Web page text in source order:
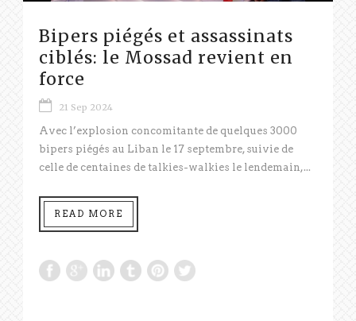
Bipers piégés et assassinats
ciblés: le Mossad revient en
force
21 Sep 2024
Avec l’explosion concomitante de quelques 3000
bipers piégés au Liban le 17 septembre, suivie de
celle de centaines de talkies-walkies le lendemain,...
READ MORE